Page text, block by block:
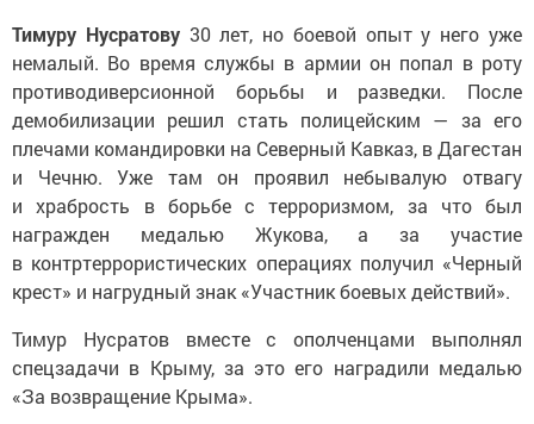
Тимуру Нусратову30 лет, но боевой опыт у него уже
немалый. Во время службы в армии он попал в роту
противодиверсионной борьбы и разведки. После
демобилизации решил стать полицейским — за его
плечами командировки на Северный Кавказ, в Дагестан
и Чечню. Уже там он проявил небывалую отвагу
и храбрость в борьбе с терроризмом, за что был
награжден медалью Жукова, а за участие
в контртеррористических операциях получил «Черный
крест» и нагрудный знак «Участник боевых действий».
Тимур Нусратов вместе с ополченцами выполнял
спецзадачи в Крыму, за это его наградили медалью
«За возвращение Крыма».